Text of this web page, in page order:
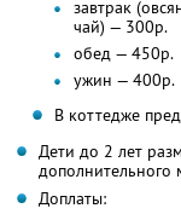
завтрак
чай) — 300р.
обед — 450р.
ужин — 400р.
В коттедже
Дети до 2 лет
дополнительного
Доплаты: